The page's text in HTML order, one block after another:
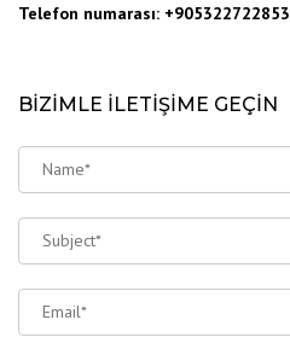
Telefon numarası: +905322722853
BİZİMLE İLETİŞİME GEÇİN